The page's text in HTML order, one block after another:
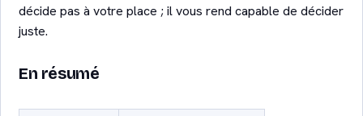
décide pas à votre place ; il vous rend capable de décider
juste.
En résumé